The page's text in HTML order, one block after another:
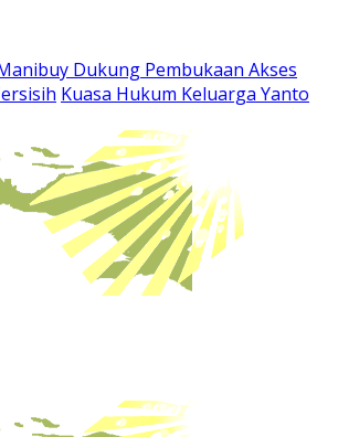
Dukung Pembukaan Akses
Kuasa Hukum Keluarga Yanto